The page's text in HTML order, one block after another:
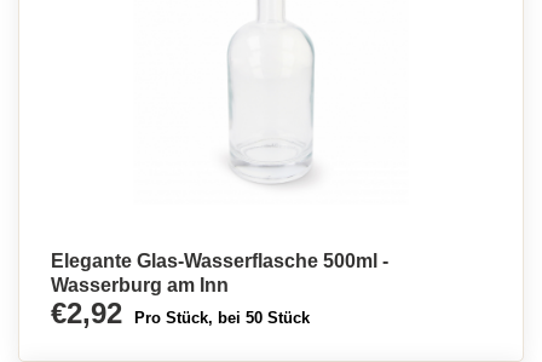
Elegante Glas-Wasserflasche 500ml -
Wasserburg am Inn
€2,92 Pro Stück, bei 50 Stück